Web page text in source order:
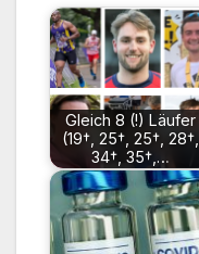
Gleich 8 (!) Läufer
(19†, 25†, 25†, 28†,
34†, 35†,…